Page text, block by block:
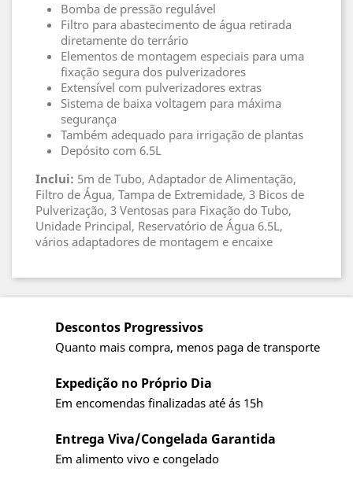
Bomba de pressão regulável
Filtro para abastecimento de água retirada
diretamente do terrário
Elementos de montagem especiais para uma
fixação segura dos pulverizadores
Extensível com pulverizadores extras
Sistema de baixa voltagem para máxima
segurança
Também adequado para irrigação de plantas
Depósito com 6.5L
Inclui: 5m de Tubo, Adaptador de Alimentação,
Filtro de Água, Tampa de Extremidade, 3 Bicos de
Pulverização, 3 Ventosas para Fixação do Tubo,
Unidade Principal, Reservatório de Água 6.5L,
vários adaptadores de montagem e encaixe
Descontos Progressivos
Quanto mais compra, menos paga de transporte
Expedição no Próprio Dia
Em encomendas finalizadas até ás 15h
Entrega Viva/Congelada Garantida
Em alimento vivo e congelado